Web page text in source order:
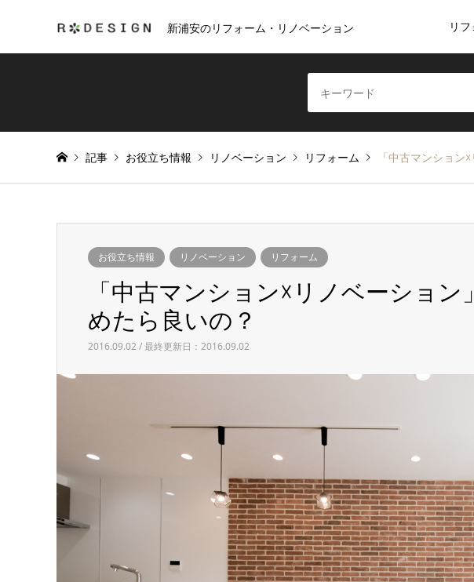
新浦安のリフォーム・リノベーション リ
記事 お役立ち情報 リノベーション リフォーム 「中古マンション
お役立ち情報 リノベーション リフォーム
「中古マンション☓リノベーショ
めたら良いの？
2016.09.02 / 最終更新日：2016.09.02